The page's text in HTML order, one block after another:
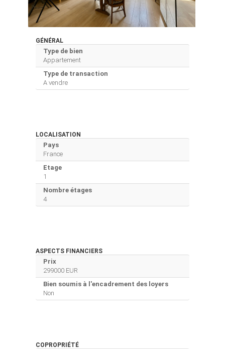
GÉNÉRAL
Type de bien
Appartement
Type de transaction
A vendre
LOCALISATION
Pays
France
Etage
1
Nombre étages
4
ASPECTS FINANCIERS
Prix
299000 EUR
Bien soumis à l'encadrement des loyers
Non
COPROPRIÉTÉ